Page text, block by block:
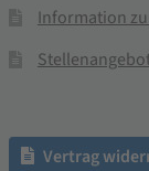
Information
Vertrag